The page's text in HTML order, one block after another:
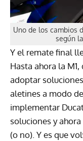
Uno de los cambios
según
Y el remate final
Hasta ahora la
adoptar
aletines a modo
implementar
soluciones y
(o no). Y es que